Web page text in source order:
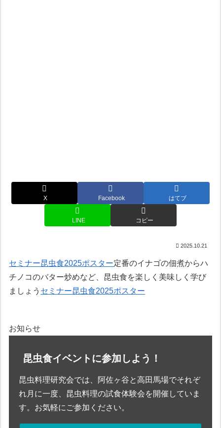
X Facebook はてブ
LINE コピー
2025.10.21
セミナー昆虫食2025ポスター定番のイナゴの佃煮からハ
チノコのバター炒めなど、昆虫食を楽しく美味しく学び
ましょう セミナー昆虫食2025ポスター
お知らせ
昆虫食イベントに参加しよう！
昆虫料理研究会では、阿佐ヶ谷と高田馬場でそれぞ
れ月に一度、昆虫料理の試食体験会を開催していま
す。お気軽にご参加ください。